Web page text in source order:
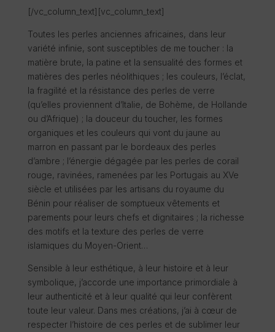
[/vc_column_text][vc_column_text]
Toutes les perles anciennes africaines, dans leur
variété infinie, sont susceptibles de me toucher : la
matière brute, la patine et la sensualité des formes et
matières des perles néolithiques ; les couleurs, l’éclat,
la fragilité et la résistance des perles de verre
(qu’elles proviennent d’Italie, de Bohème, de Hollande
ou d’Afrique) ; la douceur du toucher, les formes
organiques et les couleurs qui vont du jaune au
marron en passant par le bordeaux des perles
d’ambre ; l’énergie dégagée par les perles de corail
rouge, ravinées, ramenées par les Portugais au XVe
siècle et utilisées par les artisans du royaume du
Bénin pour réaliser de somptueux vêtements et
parements pour leurs chefs et dignitaires ; la richesse
des motifs et la texture des perles de verre
islamiques du Moyen-Orient…
Sensible à leur esthétique, à leur histoire et à leur
symbolique, j’accorde une importance primordiale à
leur authenticité et à leur qualité qui leur confèrent
toute leur valeur. Dans mes créations, j’ai à cœur de
respecter l’histoire de ces perles et de sublimer leur